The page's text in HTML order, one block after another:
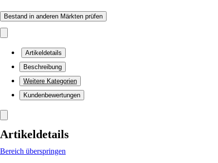
Bestand in anderen Märkten prüfen
Artikeldetails
Beschreibung
Weitere Kategorien
Kundenbewertungen
Artikeldetails
Bereich überspringen